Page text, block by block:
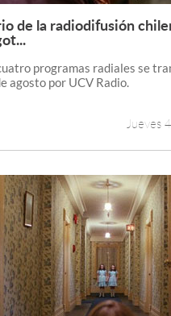
de la radiodifusión
programas radiales se
agosto por UCV Radio.
Jueves